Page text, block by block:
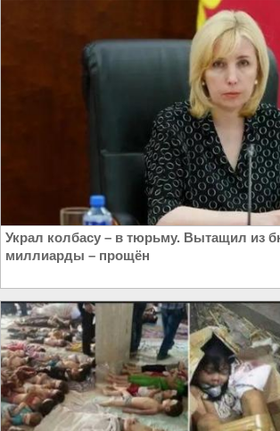
Украл колбасу – в тюрьму. Вытащил из
миллиарды – прощён